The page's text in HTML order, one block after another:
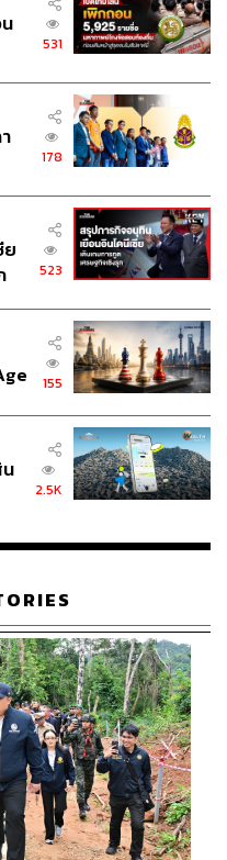
531
178
ย
523
155
2.5K